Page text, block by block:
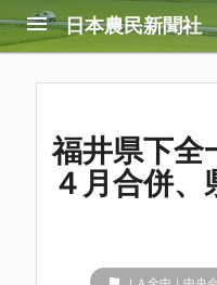
menu 日本農民新聞社
福井県下
４月合併
folder